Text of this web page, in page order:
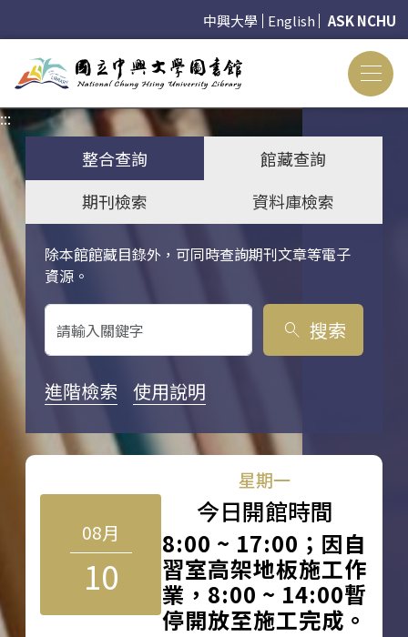
中興大學 English ASK NCHU
:::
整合查詢
館藏查詢
期刊檢索
資料庫檢索
除本館館藏目錄外，可同時查詢期刊文章等電子
資源。
關鍵字搜尋
search 搜索
進階檢索 使用說明
08月
10
星期一
今日開館時間
8:00 ~ 17:00；因自
習室高架地板施工作
業，8:00 ~ 14:00暫
停開放至施工完成。